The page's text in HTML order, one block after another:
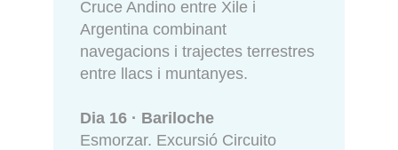
Cruce Andino entre Xile i
Argentina combinant
navegacions i trajectes terrestres
entre llacs i muntanyes.
Dia 16 · Bariloche
Esmorzar. Excursió Circuito